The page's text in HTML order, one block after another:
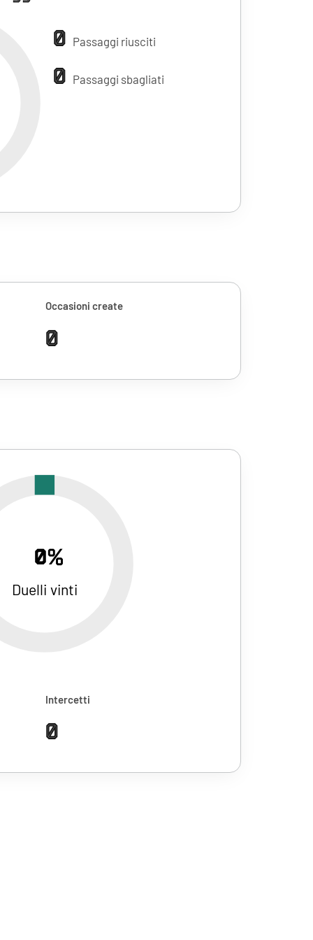
0 Passaggi riusciti
0 Passaggi sbagliati
Occasioni create
0
0%
Duelli vinti
Intercetti
0